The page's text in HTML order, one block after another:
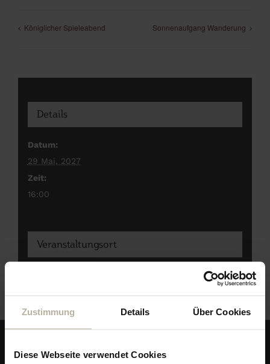
Zustimmung Details Über Cookies
Diese Webseite verwendet Cookies
Königlicher Spieleabend Sonnenaufgang Wanderung
Details
Datum:
29 Mai, 2027
Zeit:
16:00
Veranstaltungsort